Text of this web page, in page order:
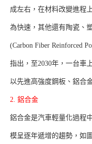
成左右，在材料改變進程
為快速，其他還有陶瓷、
(Carbon Fiber Reinforced
指出，至2030年，一台車
以先進高強度鋼板、鋁合
2. 鋁合金
鋁合金是汽車輕量化過程
模呈逐年遞增的趨勢，如